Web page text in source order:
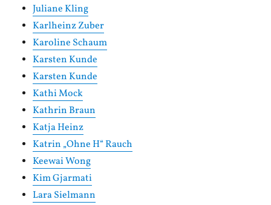
Juliane Kling
Karlheinz Zuber
Karoline Schaum
Karsten Kunde
Karsten Kunde
Kathi Mock
Kathrin Braun
Katja Heinz
Katrin „Ohne H“ Rauch
Keewai Wong
Kim Gjarmati
Lara Sielmann